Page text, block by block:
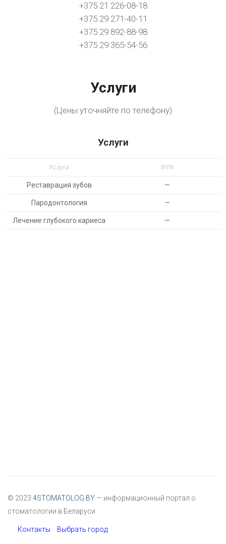
+375 21 226-08-18
+375 29 271-40-11
+375 29 892-88-98
+375 29 365-54-56
Услуги
(Цены уточняйте по телефону)
Услуги
Услуга BYN
Реставрация зубов —
Пародонтология —
Лечение глубокого кариеса —
© 2023 4STOMATOLOG.BY — информационный портал о
стоматологии в Беларуси
Контакты Выбрать город